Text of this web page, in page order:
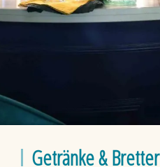
Getränke & Bretter